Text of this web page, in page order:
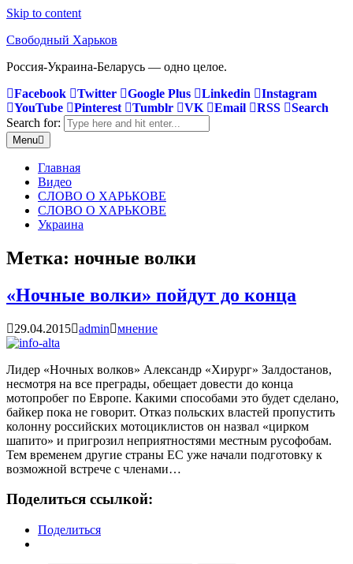
Skip to content
Свободный Харьков
Россия-Украина-Беларусь — одно целое.
Facebook
Twitter Google Plus Linkedin
Instagram
YouTube
Pinterest Tumblr VK Email RSS
Search
Search for:
Menu
Главная
Видео
СЛОВО О ХАРЬКОВЕ
СЛОВО О ХАРЬКОВЕ
Украина
Метка: ночные волки
«Ночные волки» пойдут до конца
29.04.2015 admin мнение
Лидер «Ночных волков» Александр «Хирург» Залдостанов,
несмотря на все преграды, обещает довести до конца
мотопробег по Европе. Какими способами это будет сделано,
байкер пока не говорит. Отказ польских властей пропустить
колонну российских мотоциклистов он назвал «цирком
шапито» и пригрозил неприятностями местным русофобам.
Тем временем другие страны ЕС уже начали подготовку к
возможной встрече с членами…
Поделиться ссылкой:
Поделиться